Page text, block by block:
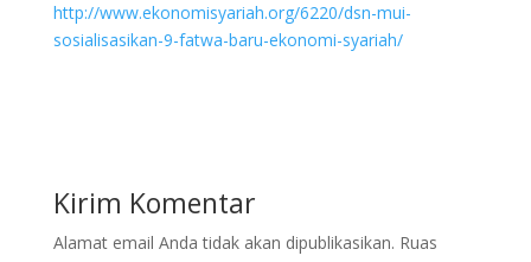
http://www.ekonomisyariah.org/6220/dsn-mui-
sosialisasikan-9-fatwa-baru-ekonomi-syariah/
Kirim Komentar
Alamat email Anda tidak akan dipublikasikan. Ruas